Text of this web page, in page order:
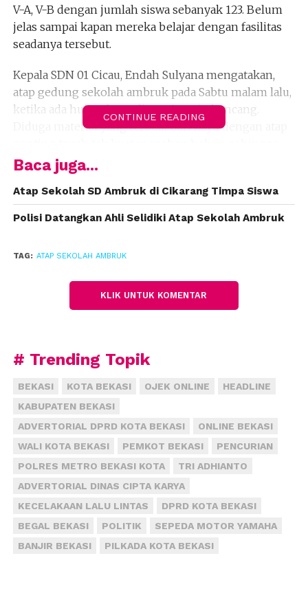
V-A, V-B dengan jumlah siswa sebanyak 123. Belum
jelas sampai kapan mereka belajar dengan fasilitas
seadanya tersebut.
Kepala SDN 01 Cicau, Endah Sulyana mengatakan,
atap gedung sekolah ambruk pada Sabtu malam lalu,
ketika ada hujan deras disertai angin kencang.
Diduga material yang terbuat dari kayu dengan atap
ambruk.
“Untungnya malam, kalau siang bahaya,” kata Endah,
Jumat (8/2).
ambruk ke Dinas Pendidikan Kabupaten Bekasi dan
akan ada pertemuan untuk musyawarah mencari
solusi ambruknya atap tersebut.
hanya berjarak sekitar lima kilometer dari komplek
termasuk Bupati Bekasi berkantor. Dalam kawasan
perkantoran itu ada kantor Dinas Pendidikan.
CONTINUE READING
Baca juga...
Atap Sekolah SD Ambruk di Cikarang Timpa Siswa
Polisi Datangkan Ahli Selidiki Atap Sekolah Ambruk
TAG: ATAP SEKOLAH AMBRUK
KLIK UNTUK KOMENTAR
# Trending Topik
BEKASI KOTA BEKASI OJEK ONLINE
HEADLINE
KABUPATEN BEKASI
ADVERTORIAL DPRD KOTA BEKASI
ONLINE BEKASI
WALI KOTA BEKASI
PEMKOT BEKASI
PENCURIAN
POLRES METRO BEKASI KOTA
TRI ADHIANTO
ADVERTORIAL DINAS CIPTA KARYA
KECELAKAAN LALU LINTAS
DPRD KOTA BEKASI
BEGAL BEKASI
POLITIK
SEPEDA MOTOR YAMAHA
BANJIR BEKASI
PILKADA KOTA BEKASI